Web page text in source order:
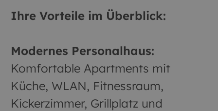
Ihre Vorteile im Überblick:
Modernes Personalhaus:
Komfortable Apartments mit
Küche, WLAN, Fitnessraum,
Kickerzimmer, Grillplatz und